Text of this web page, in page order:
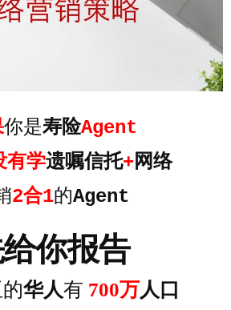
你是寿险Agent
有学遗嘱信托+网络
2合1的Agent
你报告
华人有 700万人口